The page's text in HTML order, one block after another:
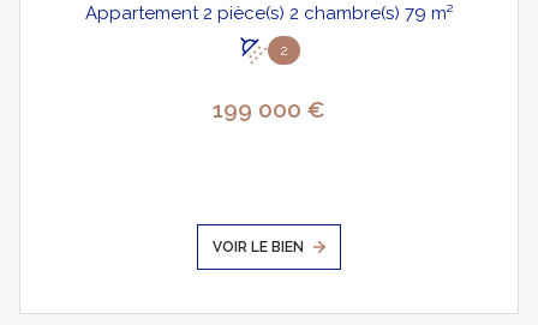
Appartement 2 pièce(s) 2 chambre(s) 79 m²
2
199 000 €
VOIR LE BIEN